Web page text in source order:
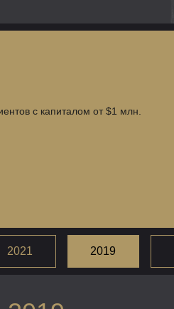
с капиталом от $1 млн.
2021 2019